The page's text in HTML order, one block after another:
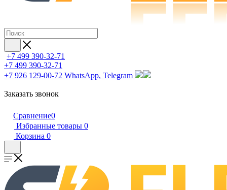
+7 499 390-32-71
+7 499 390-32-71
+7 926 129-00-72 WhatsApp, Telegram
Заказать звонок
Сравнение0
Избранные товары 0
Корзина 0